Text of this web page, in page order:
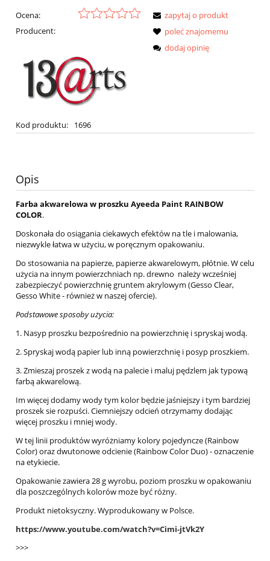
Ocena:
Producent:
Kod produktu: 1696
zapytaj o produkt
poleć znajomemu
dodaj opinię
Opis
Farba akwarelowa w proszku Ayeeda Paint RAINBOW
COLOR.
Doskonała do osiągania ciekawych efektów na tle i malowania,
niezwykle łatwa w użyciu, w poręcznym opakowaniu.
Do stosowania na papierze, papierze akwarelowym, płótnie. W celu
użycia na innym powierzchniach np. drewno należy wcześniej
zabezpieczyć powierzchnię gruntem akrylowym (Gesso Clear,
Gesso White - również w naszej ofercie).
Podstawowe sposoby użycia:
1. Nasyp proszku bezpośrednio na powierzchnię i spryskaj wodą.
2. Spryskaj wodą papier lub inną powierzchnię i posyp proszkiem.
3. Zmieszaj proszek z wodą na palecie i maluj pędzlem jak typową
farbą akwarelową.
Im więcej dodamy wody tym kolor będzie jaśniejszy i tym bardziej
proszek sie rozpuści. Ciemniejszy odcień otrzymamy dodając
więcej proszku i mniej wody.
W tej linii produktów wyróżniamy kolory pojedyncze (Rainbow
Color) oraz dwutonowe odcienie (Rainbow Color Duo) - oznaczenie
na etykiecie.
Opakowanie zawiera 28 g wyrobu, poziom proszku w opakowaniu
dla poszczególnych kolorów może być różny.
Produkt nietoksyczny. Wyprodukowany w Polsce.
https://www.youtube.com/watch?v=Cimi-jtVk2Y
>>>